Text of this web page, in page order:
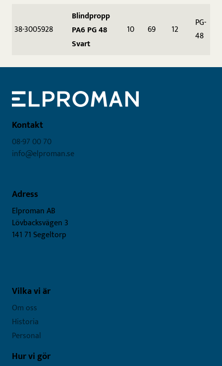
38-3005928
Blindpropp
PA6 PG 48
Svart
10 69 12
PG-
48
Kontakt
08-97 00 70
info@elproman.se
Adress
Elproman AB
Lövbacksvägen 3
141 71 Segeltorp
Vilka vi är
Om oss
Historia
Personal
Hur vi gör